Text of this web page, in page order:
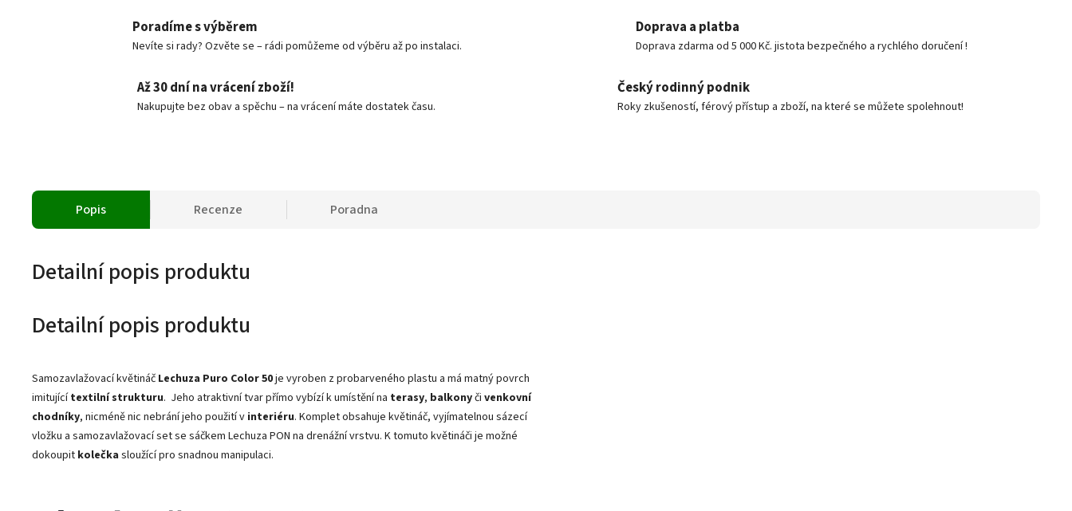
Poradíme s výběrem
Nevíte si rady? Ozvěte se – rádi pomůžeme od výběru až po instalaci.
Doprava a platba
Doprava zdarma od 5 000 Kč. jistota bezpečného a rychlého doručení !
Až 30 dní na vrácení zboží!
Nakupujte bez obav a spěchu – na vrácení máte dostatek času.
Český rodinný podnik
Roky zkušeností, férový přístup a zboží, na které se můžete spolehnout!
Popis Recenze Poradna
Detailní popis produktu
Detailní popis produktu
Samozavlažovací květináč Lechuza Puro Color 50je vyroben z probarveného plastu a má matný povrch
imitující textilní strukturu. Jeho atraktivní tvar přímo vybízí k umístění na terasy, balkonyči venkovní
chodníky, nicméně nic nebrání jeho použití v interiéru. Komplet obsahuje květináč, vyjímatelnou sázecí
vložku a samozavlažovací set se sáčkem Lechuza PON na drenážní vrstvu. K tomuto květináči je možné
dokoupit kolečka sloužící pro snadnou manipulaci.